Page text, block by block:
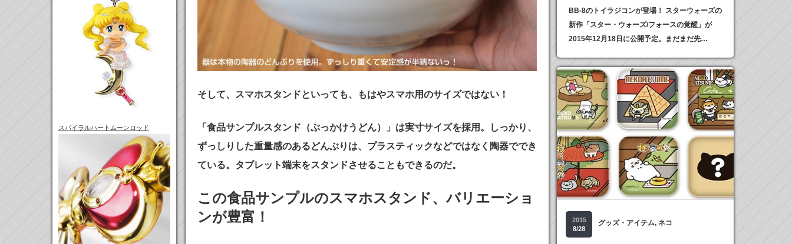
スパイラルハートムーンロッド
そして、スマホスタンドといっても、もはやスマホ用のサイズではない！
「食品サンプルスタンド（ぶっかけうどん）」は実寸サイズを採用。しっかり、
ずっしりした重量感のあるどんぶりは、プラスティックなどではなく陶器ででき
ている。タブレット端末をスタンドさせることもできるのだ。
この食品サンプルのスマホスタンド、バリエーショ
ンが豊富！
BB-8のトイラジコンが登場！ スターウォーズの
新作「スター・ウォーズ/フォースの覚醒」が
2015年12月18日に公開予定。まだまだ先…
2015
8/28
グッズ・アイテム, ネコ